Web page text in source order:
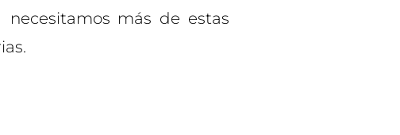
más de estas